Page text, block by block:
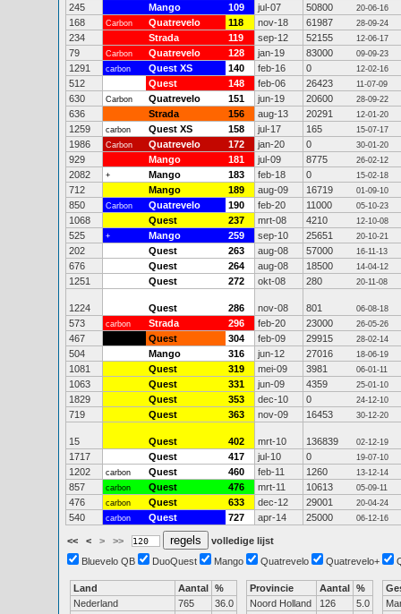
245 Mango 109 jul-07 50800 20-06-16
168 Carbon Quatrevelo 118 nov-18 61987 28-09-24
234 Strada 119 sep-12 52155 12-06-17
79 Carbon Quatrevelo 128 jan-19 83000 09-09-23
1291 carbon Quest XS 140 feb-16 0 12-02-16
512 Quest 148 feb-06 26423 11-07-09
630 Carbon Quatrevelo 151 jun-19 20600 28-09-22
636 Strada 156 aug-13 20291 12-01-20
1259 carbon Quest XS 158 jul-17 165 15-07-17
1986 Carbon Quatrevelo 172 jan-20 0 30-01-20
929 Mango 181 jul-09 8775 26-02-12
2082 + Mango 183 feb-18 0 15-02-18
712 Mango 189 aug-09 16719 01-09-10
850 Carbon Quatrevelo 190 feb-20 11000 05-10-23
1068 Quest 237 mrt-08 4210 12-10-08
525 + Mango 259 sep-10 25651 20-10-21
202 Quest 263 aug-08 57000 16-11-13
676 Quest 264 aug-08 18500 14-04-12
1251 Quest 272 okt-08 280 20-11-08
1224 Quest 286 nov-08 801 06-08-18
573 carbon Strada 296 feb-20 23000 26-05-26
467 Quest 304 feb-09 29915 28-02-14
504 Mango 316 jun-12 27016 18-06-19
1081 Quest 319 mei-09 3981 06-01-11
1063 Quest 331 jun-09 4359 25-01-10
1829 Quest 353 dec-10 0 24-12-10
719 Quest 363 nov-09 16453 30-12-20
15 Quest 402 mrt-10 136839 02-12-19
1717 Quest 417 jul-10 0 19-07-10
1202 carbon Quest 460 feb-11 1260 13-12-14
857 carbon Quest 476 mrt-11 10613 05-09-11
476 carbon Quest 633 dec-12 29001 20-04-24
540 carbon Quest 727 apr-14 25000 06-12-16
<< < > >>
volledige lijst
Bluevelo QB
DuoQuest Mango Quatrevelo Quatrevelo+
Land Aantal %
Nederland
765
36.0
Provincie Aantal %
Noord Holland
126
5.0